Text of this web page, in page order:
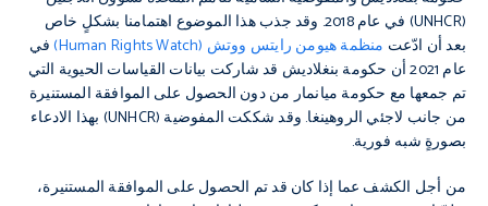
(UNHCR) في عام 2018. وقد جذب هذا الموضوع اهتمامنا بشكلٍ خاص
بعد أن ادّعت منظمة هيومن رايتس ووتش (Human Rights Watch)
في
عام 2021 أن حكومة بنغلاديش قد شاركت بيانات القياسات الحيوية التي
تم جمعها مع حكومة ميانمار من دون الحصول على الموافقة المستنيرة
من جانب لاجئي الروهينغا. وقد شككت المفوضية (UNHCR) بهذا الادعاء
بصورةٍ شبه فورية.
من أجل الكشف عما إذا كان قد تم الحصول على الموافقة المستنيرة،